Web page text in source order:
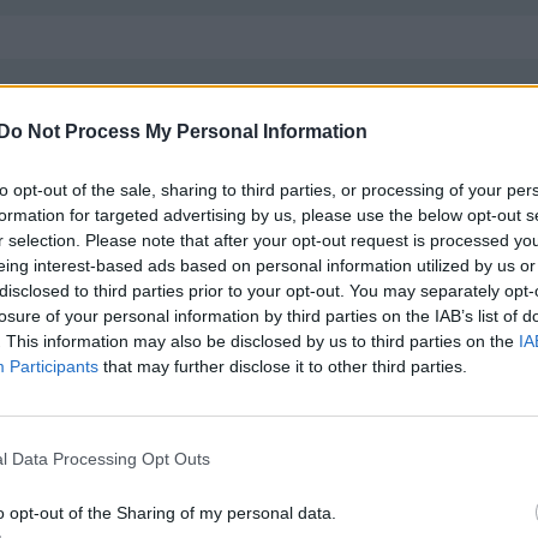
Do Not Process My Personal Information
opt-out of the sale, sharing to third parties, or processing of your
for targeted advertising by us, please use the below opt-out
selection. Please note that after your opt-out request is processed
interest-based ads based on personal information utilized by us
to third parties prior to your opt-out. You may separately
of your personal information by third parties on the IAB’s list of
This information may also be disclosed by us to third parties on the
Participants that may further disclose it to other third parties.
Data Processing Opt Outs
opt-out of the Sharing of my personal data.
i trafik när jag gjorde ett 30-40 tal ringar med bilen.
nära framförvarande fordon, hade samtidigt corden
på det.
veva, så det fick jag 1000:- i böter sen på
av med det! uppskrivning imorrn igen!
2008)